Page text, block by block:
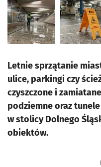
Letnie sprzątanie
ulice, parkingi czy
czyszczone i
podziemne oraz
w stolicy Dolnego
obiektów.